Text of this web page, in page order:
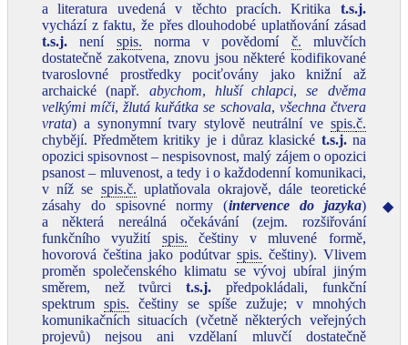
a literatura uvedená v těchto pracích. Kritika t.s.j.
vychází z faktu, že přes dlouhodobé uplatňování zásad
t.s.j. není spis. norma v povědomí č. mluvčích
dostatečně zakotvena, znovu jsou některé kodifikované
tvaroslovné prostředky pociťovány jako knižní až
archaické (např. abychom, hluší chlapci,se dvěma
velkými míči,žlutá kuřátka se schovala, všechna čtvera
vrata) a synonymní tvary stylově neutrální ve spis.č.
chybějí. Předmětem kritiky je i důraz klasické t.s.j.na
opozici spisovnost – nespisovnost, malý zájem o opozici
psanost – mluvenost, a tedy i o každodenní komunikaci,
v níž se spis.č. uplatňovala okrajově, dále teoretické
zásahy do spisovné normy (intervence do jazyka)
a některá nereálná očekávání (zejm. rozšiřování
funkčního využití spis. češtiny v mluvené formě,
hovorová čeština jako podútvar spis. češtiny). Vlivem
proměn společenského klimatu se vývoj ubíral jiným
směrem, než tvůrcit.s.j. předpokládali, funkční
spektrum spis. češtiny se spíše zužuje; v mnohých
komunikačních situacích (včetně některých veřejných
projevů) nejsou ani vzdělaní mluvčí dostatečně
◆